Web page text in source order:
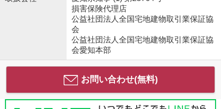
損害保険代理店
公益社団法人全国宅地建物取引業保証協
会
公益社団法人全国宅地建物取引業保証協
会愛知本部
お問い合わせ(無料)